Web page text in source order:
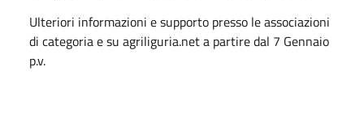
Ulteriori informazioni e supporto presso le associazioni
di categoria e su agriliguria.net a partire dal 7 Gennaio
p.v.